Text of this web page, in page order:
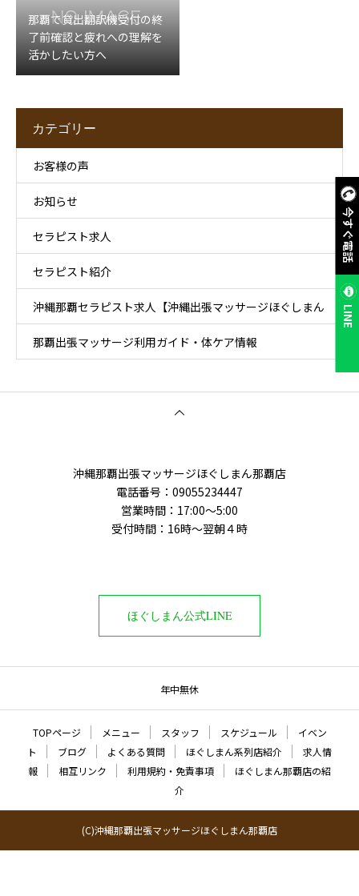
今すぐ電話
LINE
那覇で貸出翻訳機受付の終
了前確認と疲れへの理解を
活かしたい方へ
カテゴリー
お客様の声
お知らせ
セラピスト求人
セラピスト紹介
沖縄那覇セラピスト求人【沖縄出張マッサージほぐしまん
那覇店】
那覇出張マッサージ利用ガイド・体ケア情報
沖縄那覇出張マッサージほぐしまん那覇店
電話番号‭：09055234447
営業時間：17:00～5:00
受付時間：16時〜翌朝４時
ほぐしまん公式LINE
年中無休
TOPページ メニュー スタッフ スケジュール
イベン
ト
ブログ よくある質問 ほぐしまん系列店紹介
求人情
報
相互リンク 利用規約・免責事項
ほぐしまん那覇店の紹
介
(C)沖縄那覇出張マッサージほぐしまん那覇店